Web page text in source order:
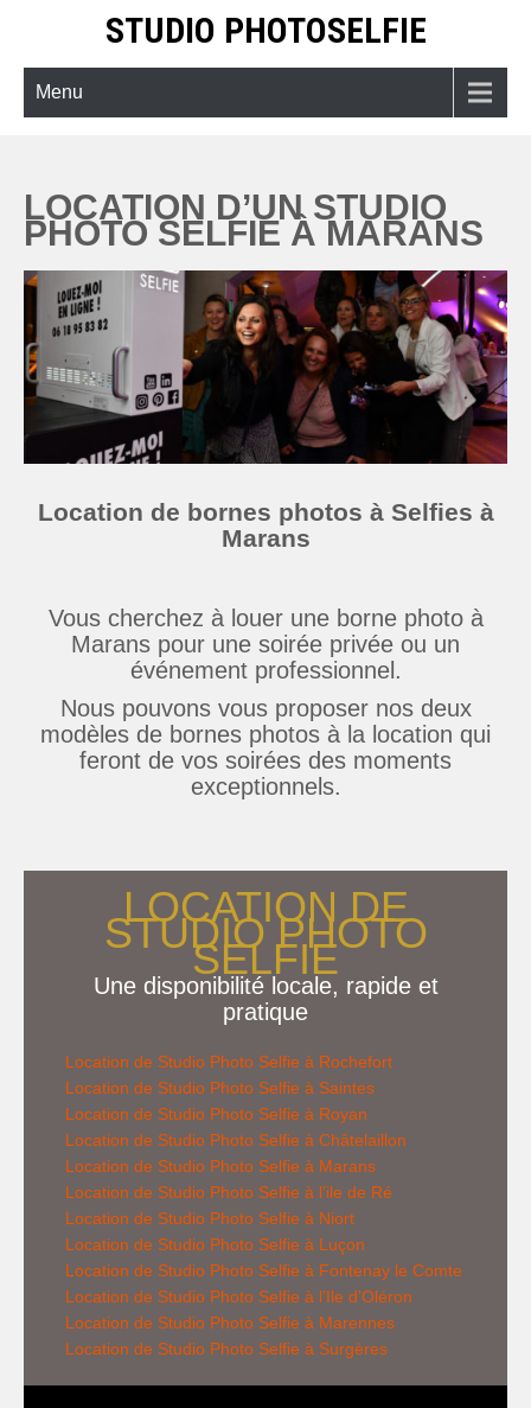
content
STUDIO PHOTOSELFIE
Menu
LOCATION D’UN STUDIO
PHOTO SELFIE À MARANS
Location de bornes photos à Selfies à
Marans
Vous cherchez à louer une borne photo à
Marans pour une soirée privée ou un
événement professionnel.
Nous pouvons vous proposer nos deux
modèles de bornes photos à la location qui
feront de vos soirées des moments
exceptionnels.
LOCATION DE
STUDIO PHOTO
SELFIE
Une disponibilité locale, rapide et
pratique
Location de Studio Photo Selfie à Rochefort
Location de Studio Photo Selfie à Saintes
Location de Studio Photo Selfie à Royan
Location de Studio Photo Selfie à Châtelaillon
Location de Studio Photo Selfie à Marans
Location de Studio Photo Selfie à l’ile de Ré
Location de Studio Photo Selfie à Niort
Location de Studio Photo Selfie à Luçon
Location de Studio Photo Selfie à Fontenay le Comte
Location de Studio Photo Selfie à l’Ile d’Oléron
Location de Studio Photo Selfie à Marennes
Location de Studio Photo Selfie à Surgères